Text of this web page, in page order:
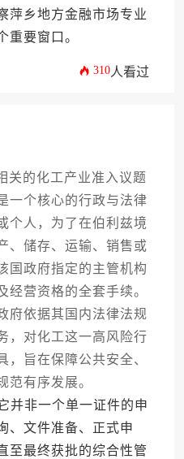
萍乡地方金融市场专业
重要窗口。
310人看过
的化工产业准入议题
一个核心的行政与法律
个人，为了在伯利兹境
、储存、运输、销售或
国政府指定的主管机构
经营资格的全套手续。
府依据其国内法律法规
，对化工这一高风险行
，旨在保障公共安全、
范有序发展。
非一个单一证件的申
、文件准备、正式申
至最终获批的综合性管